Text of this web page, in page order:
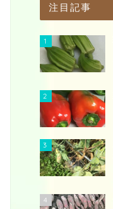
注目記事
1
2
3
4